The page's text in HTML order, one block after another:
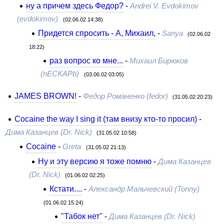
ну а причем здесь Федор? -Andrei V. Evdokimov
(evdokimov)
(02.06.02 14:38)
Придется спросить - А, Михаил, - Sanya (02.06.02
18:22)
раз вопрос ко мне... - Михаил Бирюков
(nECKAPb)
(03.06.02 03:05)
JAMES BROWN! - Федор Романенко (fedor) (31.05.02 20:23)
Cocaine the way I sing it (там внизу кто-то просил)-
Дима Казанцев (Dr. Nick) (31.05.02 10:58)
Cocaine -Greta (31.05.02 21:13)
Ну и эту версию я тоже помню- Дима Казанцев
(Dr. Nick)
(01.06.02 02:25)
Кстати.... - Александр Мальчевский (Tonny)
(01.06.02 15:24)
"Табок нет" -Дима Казанцев (Dr. Nick)